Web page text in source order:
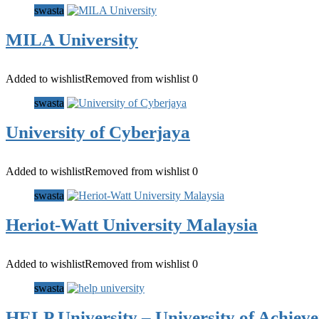
swasta
MILA University
Added to wishlistRemoved from wishlist 0
swasta
University of Cyberjaya
Added to wishlistRemoved from wishlist 0
swasta
Heriot-Watt University Malaysia
Added to wishlistRemoved from wishlist 0
swasta